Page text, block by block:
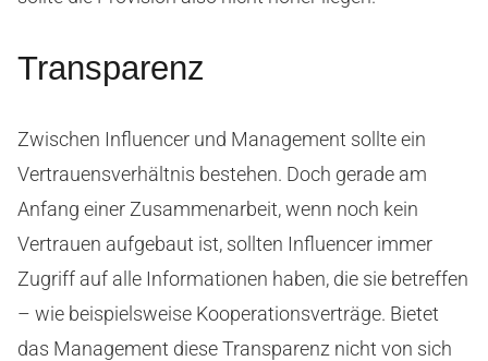
Transparenz
Zwischen Influencer und Management sollte ein
Vertrauensverhältnis bestehen. Doch gerade am
Anfang einer Zusammenarbeit, wenn noch kein
Vertrauen aufgebaut ist, sollten Influencer immer
Zugriff auf alle Informationen haben, die sie betreffen
– wie beispielsweise Kooperationsverträge. Bietet
das Management diese Transparenz nicht von sich